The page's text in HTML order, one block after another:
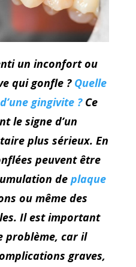
un inconfort ou
qui gonfle ? Quelle
gingivite ?Ce
le signe d’un
plus sérieux. En
peuvent être
de plaque
ou même des
Il est important
problème, car il
graves,